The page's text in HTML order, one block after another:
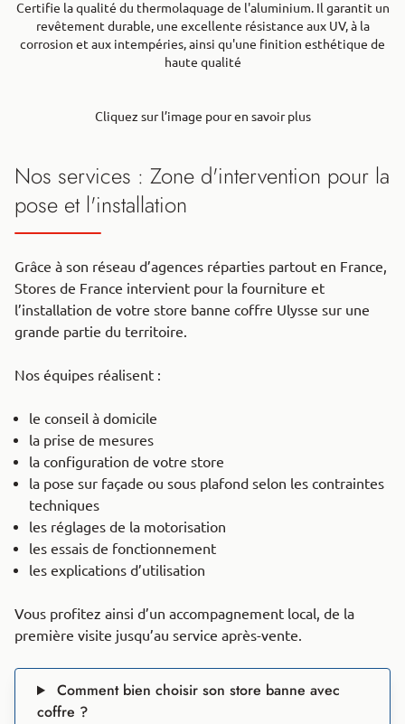
Certifie la qualité du thermolaquage de l'aluminium. Il garantit un
revêtement durable, une excellente résistance aux UV, à la
corrosion et aux intempéries, ainsi qu'une finition esthétique de
haute qualité
Cliquez sur l’image pour en savoir plus
Nos services : Zone d'intervention pour la
pose et l'installation
Grâce à son réseau d’agences réparties partout en France,
Stores de France intervient pour la fourniture et
l’installation de votre store banne coffre Ulysse sur une
grande partie du territoire.
Nos équipes réalisent :
le conseil à domicile
la prise de mesures
la configuration de votre store
la pose sur façade ou sous plafond selon les contraintes
techniques
les réglages de la motorisation
les essais de fonctionnement
les explications d’utilisation
Vous profitez ainsi d’un accompagnement local, de la
première visite jusqu’au service après-vente.
Comment bien choisir son store banne avec
coffre ?